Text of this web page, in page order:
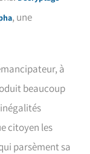
, une
à
beaucoup
citoyen les
parsèment sa